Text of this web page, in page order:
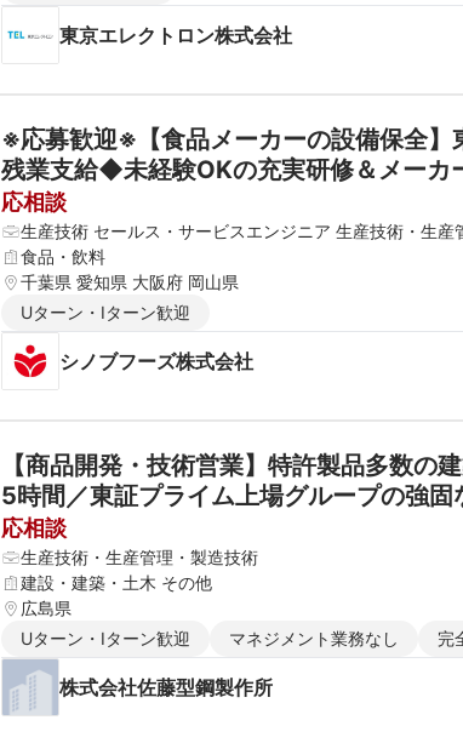
東京エレクトロン株式会社
※応募歓迎※【食品メーカーの設備保全
残業支給◆未経験OKの充実研修＆メーカ
応相談
生産技術 セールス・サービスエンジニア 生産技術・生産
食品・飲料
千葉県 愛知県 大阪府 岡山県
Uターン・Iターン歓迎
シノブフーズ株式会社
【商品開発・技術営業】特許製品多数の
5時間／東証プライム上場グループの強固
応相談
生産技術・生産管理・製造技術
建設・建築・土木 その他
広島県
Uターン・Iターン歓迎
マネジメント業務なし 完
株式会社佐藤型鋼製作所